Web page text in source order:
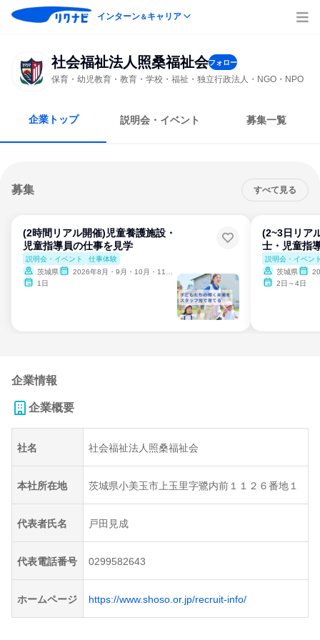
インターン＆キャリア
社会福祉法人照桑福祉会フォロー
保育・幼児教育・教育・学校・福祉・独立行政法人・NGO・NPO
企業トップ 説明会・イベント 募集一覧
募集 すべて見る
(2時間リアル開催)児童養護施設・
児童指導員の仕事を見学
説明会・イベント
仕事体験
茨城県
2026年8月・9月・10月・11月・12月
1日
(2~3日リア
士・児童指
説明会・イベン
茨城県
2日～4日
企業情報
企業概要
社名 社会福祉法人照桑福祉会
本社所在地 茨城県小美玉市上玉里字鷺内前１１２６番地１
代表者氏名 戸田見成
代表電話番号 0299582643
ホームページ https://www.shoso.or.jp/recruit-info/